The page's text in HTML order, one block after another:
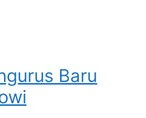
Baru